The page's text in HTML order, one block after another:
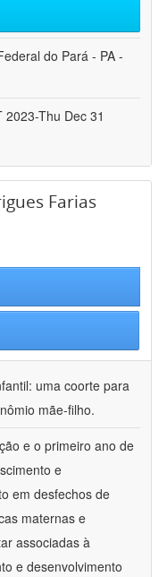
do Pará - PA -
Thu Dec 31
Farias
uma coorte para
mãe-filho.
e o primeiro ano de
e
em desfechos de
maternas e
associadas à
e desenvolvimento